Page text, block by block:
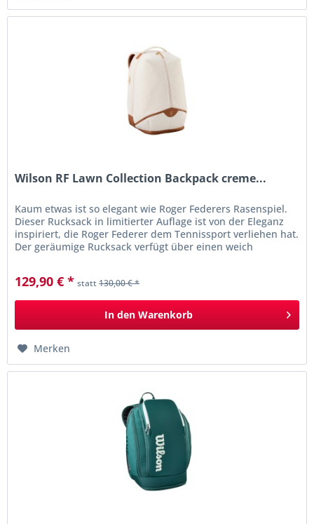
Wilson RF Lawn Collection Backpack creme...
Kaum etwas ist so elegant wie Roger Federers Rasenspiel.
Dieser Rucksack in limitierter Auflage ist von der Eleganz
inspiriert, die Roger Federer dem Tennissport verliehen hat.
Der geräumige Rucksack verfügt über einen weich
129,90 € * statt130,00 € *
In den Warenkorb
Merken